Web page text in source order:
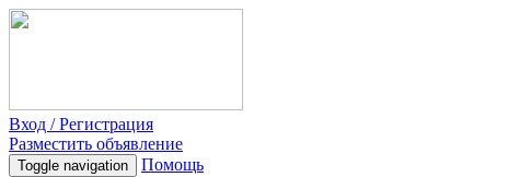
Вход / Регистрация
Разместить объявление
Toggle navigation Помощь